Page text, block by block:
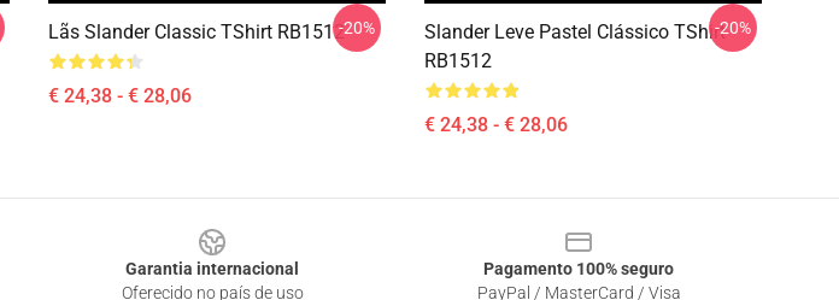
Lãs Slander Classic TShirt RB1512
€ 24,38 - € 28,06
-20%
Slander Leve Pastel Clássico TShirt
RB1512
€ 24,38 - € 28,06
-20%
Garantia internacional
Oferecido no país de uso
Pagamento 100% seguro
PayPal / MasterCard / Visa